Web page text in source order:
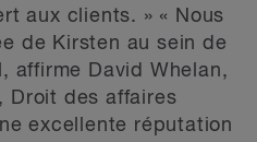
aux clients. » « Nous
de Kirsten au sein de
affirme David Whelan,
Droit des affaires
excellente réputation